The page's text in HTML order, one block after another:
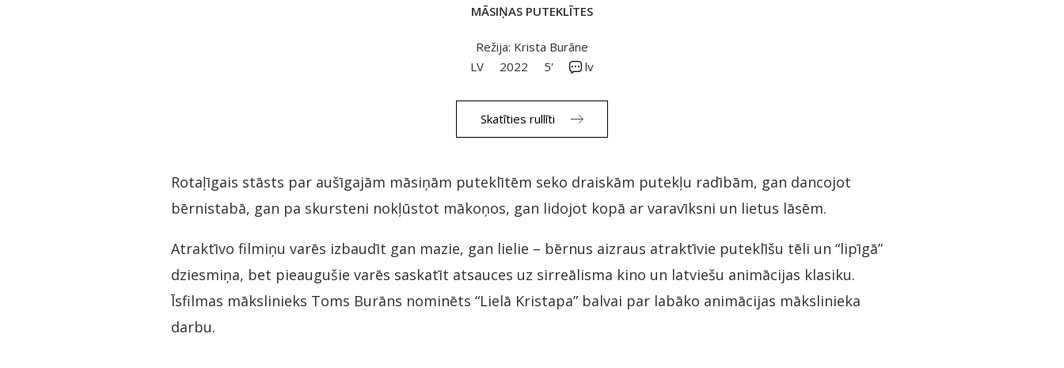
MĀSIŅAS PUTEKLĪTES
Režija: Krista Burāne
LV
2022 5' lv
Skatīties rullīti
Rotaļīgais stāsts par aušīgajām māsiņām puteklītēm seko draiskām putekļu radībām, gan dancojot
bērnistabā, gan pa skursteni nokļūstot mākoņos, gan lidojot kopā ar varavīksni un lietus lāsēm.
Atraktīvo filmiņu varēs izbaudīt gan mazie, gan lielie – bērnus aizraus atraktīvie puteklīšu tēli un “lipīgā”
dziesmiņa, bet pieaugušie varēs saskatīt atsauces uz sirreālisma kino un latviešu animācijas klasiku.
Īsfilmas mākslinieks Toms Burāns nominēts “Lielā Kristapa” balvai par labāko animācijas mākslinieka
darbu.